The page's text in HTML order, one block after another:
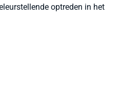
optreden in het